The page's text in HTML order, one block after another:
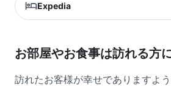
Expedia
お部屋やお食事は訪れる方
訪れたお客様が幸せでありますよ